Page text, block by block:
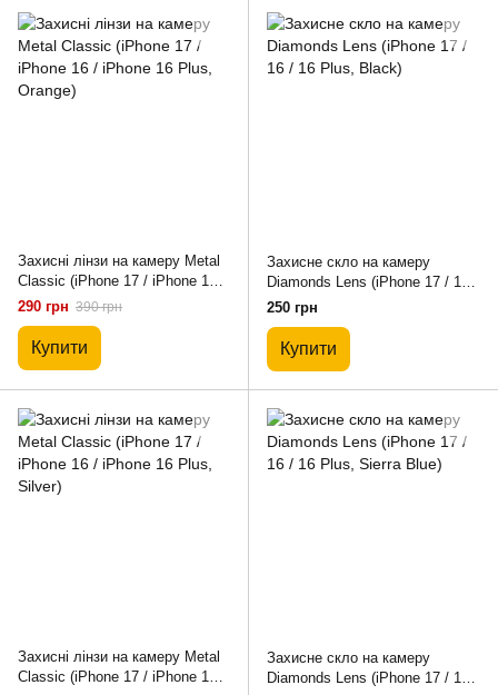
Захисні лінзи на камеру Metal
Classic (iPhone 17 / iPhone 16 /
iPhone 16 Plus, Orange)
290 грн 390 грн
Купити
Захисне скло на камеру
Diamonds Lens (iPhone 17 / 16 /
16 Plus, Black)
250 грн
Купити
Захисні лінзи на камеру Metal
Classic (iPhone 17 / iPhone 16 /
Захисне скло на камеру
Diamonds Lens (iPhone 17 / 16 /